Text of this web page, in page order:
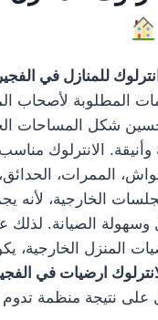
للمنازل في
المطلوبة لأصحاب
شكل المساحات
الانترلوك
الممرات،
الخارجية، لأنه
وسهولة الصيانة. لذلك
المنزل الخارجية،
ارضيات في
نتيجة منظمة تدوم